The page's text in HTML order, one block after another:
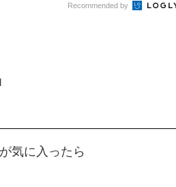
Recommended by
気に入ったら